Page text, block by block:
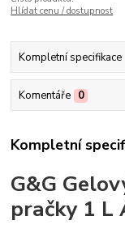
Hlídat cenu / dostupnost
Kompletní specifikace
Komentáře 0
Kompletní
G&G
pračky 1